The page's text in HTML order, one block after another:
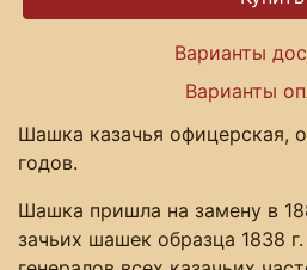
Варианты
Варианты
Шашка казачья офицерская,
годов.
Шашка пришла на замену в
зачьих шашек образца 1838